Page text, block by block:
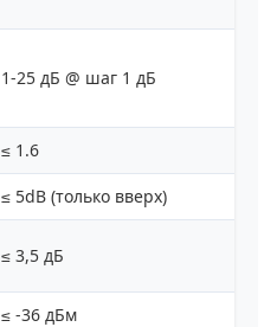
1-25 дБ @ шаг 1 дБ
≤ 1.6
≤ 5dB (только вверх)
≤ 3,5 дБ
≤ -36 дБм